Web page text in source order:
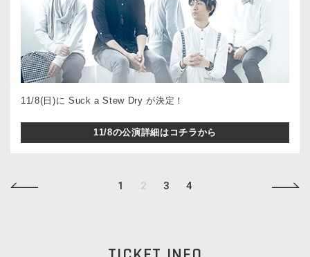
11/8(日)に Suck a Stew Dry が決定！
11/8の公演詳細はコチラから
1 2 3 4